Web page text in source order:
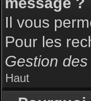
Il vous
Pour les
Gestion
Haut